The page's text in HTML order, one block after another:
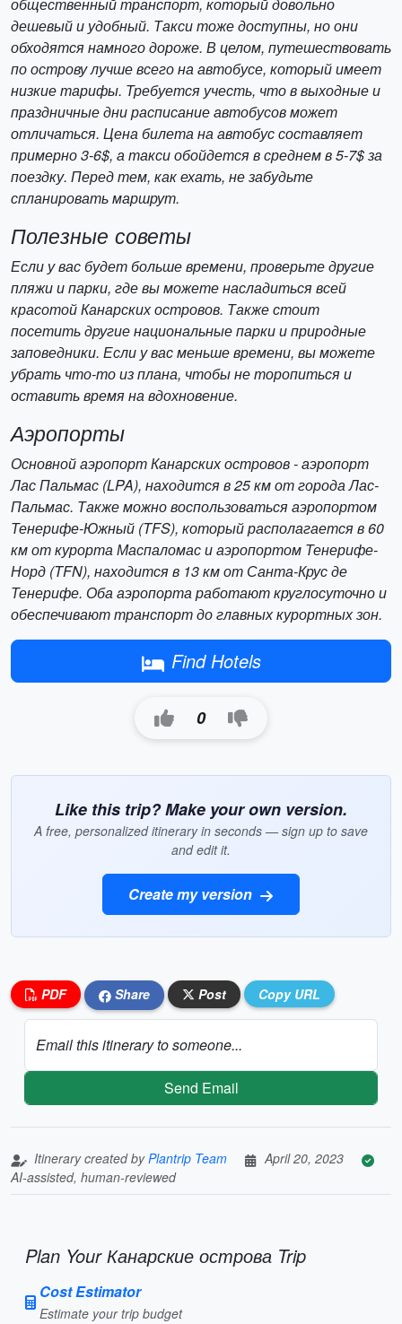
дешевый и удобный. Такси тоже доступны, но они
обходятся намного дороже. В целом, путешествовать
по острову лучше всего на автобусе, который имеет
низкие тарифы. Требуется учесть, что в выходные и
праздничные дни расписание автобусов может
отличаться. Цена билета на автобус составляет
примерно 3-6$, а такси обойдется в среднем в 5-7$ за
поездку. Перед тем, как ехать, не забудьте
спланировать маршрут.
Полезные советы
Если у вас будет больше времени, проверьте другие
пляжи и парки, где вы можете насладиться всей
красотой Канарских островов. Также стоит
посетить другие национальные парки и природные
заповедники. Если у вас меньше времени, вы можете
убрать что-то из плана, чтобы не торопиться и
оставить время на вдохновение.
Аэропорты
Основной аэропорт Канарских островов - аэропорт
Лас Пальмас (LPA), находится в 25 км от города Лас-
Пальмас. Также можно воспользоваться аэропортом
Тенерифе-Южный (TFS), который располагается в 60
км от курорта Маспаломас и аэропортом Тенерифе-
Норд (TFN), находится в 13 км от Санта-Крус де
Тенерифе. Оба аэропорта работают круглосуточно и
обеспечивают транспорт до главных курортных зон.
Find Hotels
0
Like this trip? Make your own version.
A free, personalized itinerary in seconds — sign up to save
and edit it.
Create my version
PDF Share Post Copy URL
Email this itinerary to someone...
Send Email
Itinerary created byPlantrip Team
April 20, 2023
AI-assisted, human-reviewed
Plan Your Канарские острова Trip
Cost Estimator
Estimate your trip budget